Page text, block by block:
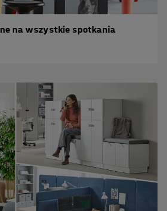
na wszystkie spotkania